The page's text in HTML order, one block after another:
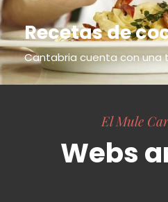
Recetas de
Cantabria cuenta con una
El Mule
Webs